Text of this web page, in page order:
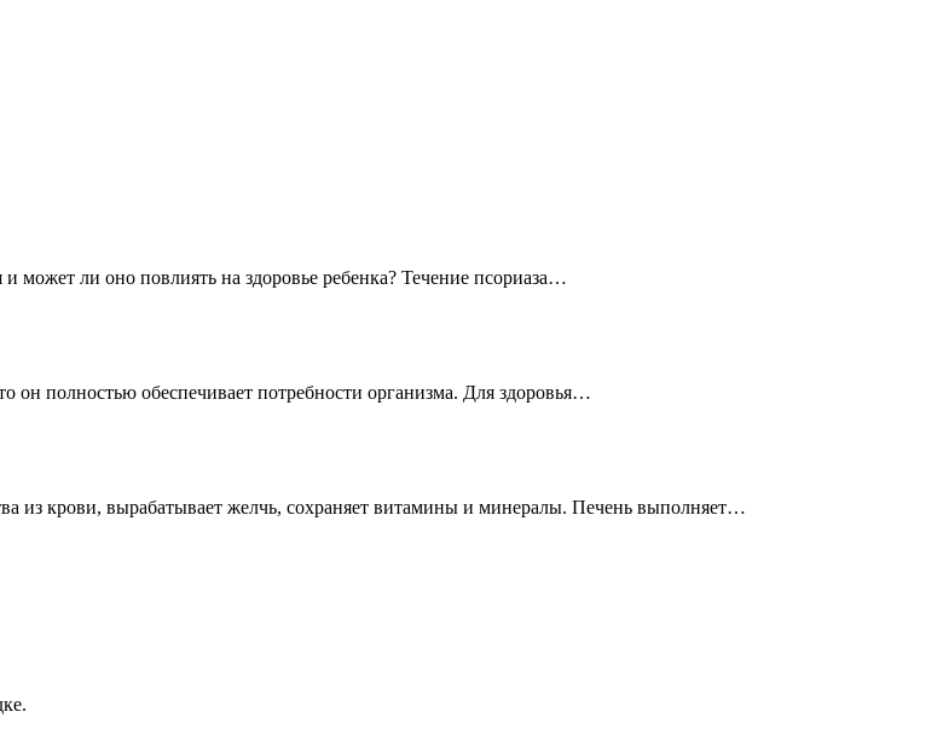
может ли оно повлиять на здоровье ребенка? Течение псориаза…
он полностью обеспечивает потребности организма. Для здоровья…
из крови, вырабатывает желчь, сохраняет витамины и минералы. Печень выполняет…